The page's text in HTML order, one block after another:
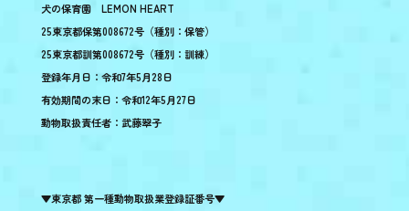
犬の保育園 LEMON HEART
25東京都保第008672号（種別：保管）
25東京都訓第008672号（種別：訓練）
登録年月日：令和7年5月28日
有効期間の末日：令和12年5月27日
動物取扱責任者：武藤翠子
▼東京都 第一種動物取扱業登録証番号▼